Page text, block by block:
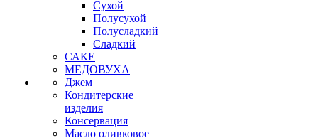
Сухой
Полусухой
Полусладкий
Сладкий
САКЕ
МЕДОВУХА
Джем
Кондитерские
изделия
Консервация
Масло оливковое